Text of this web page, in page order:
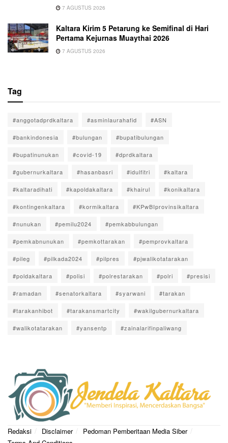
7 AGUSTUS 2026
Kaltara Kirim 5 Petarung ke Semifinal di Hari
Pertama Kejurnas Muaythai 2026
7 AGUSTUS 2026
Tag
#anggotadprdkaltara #asminlaurahafid #ASN
#bankindonesia #bulungan #bupatibulungan
#bupatinunukan #covid-19 #dprdkaltara
#gubernurkaltara #hasanbasri #idulfitri #kaltara
#kaltaradihati #kapoldakaltara #khairul #konikaltara
#kontingenkaltara #kormikaltara #KPwBIprovinsikaltara
#nunukan #pemilu2024 #pemkabbulungan
#pemkabnunukan #pemkottarakan #pemprovkaltara
#pileg #pilkada2024 #pilpres #pjwalikotatarakan
#poldakaltara #polisi #polrestarakan #polri #presisi
#ramadan #senatorkaltara #syarwani #tarakan
#tarakanhibot #tarakansmartcity #wakilgubernurkaltara
#walikotatarakan #yansentp #zainalarifinpaliwang
Redaksi Disclaimer
Pedoman Pemberitaan Media Siber